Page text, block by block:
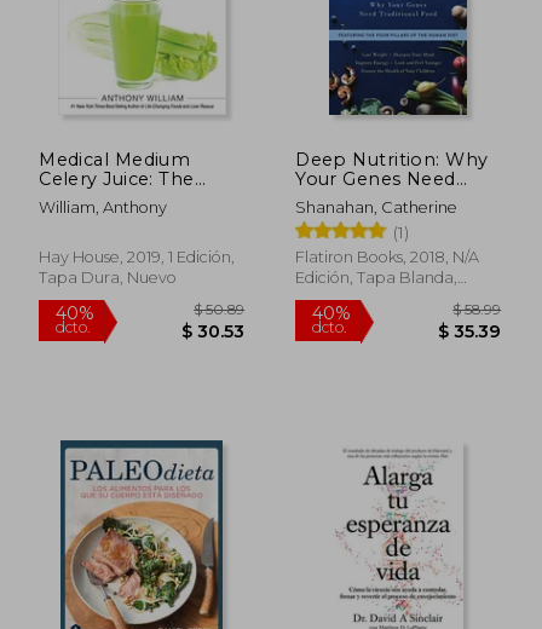
Medical Medium
Celery Juice: The
Most Powerful
Medicine of our Time
Worldwide (en Inglés)
William, Anthony
Hay House, 2019, 1 Edición,
Tapa Dura, Nuevo
Deep Nutrition: Why
Your Genes Need
Traditional Food (en
Inglés)
Shanahan, Catherine
(1)
Flatiron Books, 2018, N/A
Edición, Tapa Blanda,
Nuevo